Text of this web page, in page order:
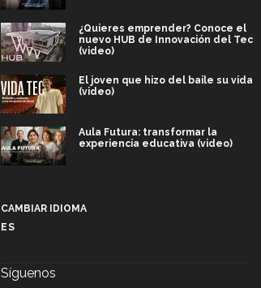
¿Quieres emprender? Conoce el
nuevo HUB de Innovación del Tec
(video)
El joven que hizo del baile su vida
(video)
Aula Futura: transformar la
experiencia educativa (video)
CAMBIAR IDIOMA
ES
Síguenos